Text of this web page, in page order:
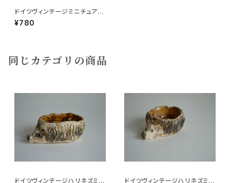
ドイツヴィンテージミニチュア木
のヤギa12
¥780
同じカテゴリの商品
ドイツヴィンテージハリネズミの ドイツヴィンテージハリネズミの